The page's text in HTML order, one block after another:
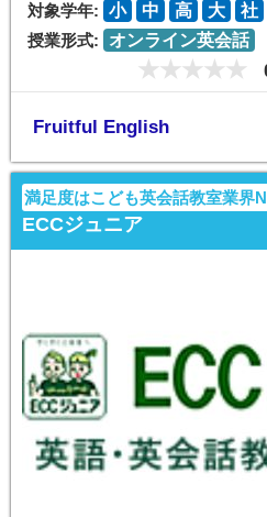
対象学年: 小 中 高 大
社
授業形式:
オンライン英会話
Fruitful English
満足度はこども英会話教室業界
ECCジュニア